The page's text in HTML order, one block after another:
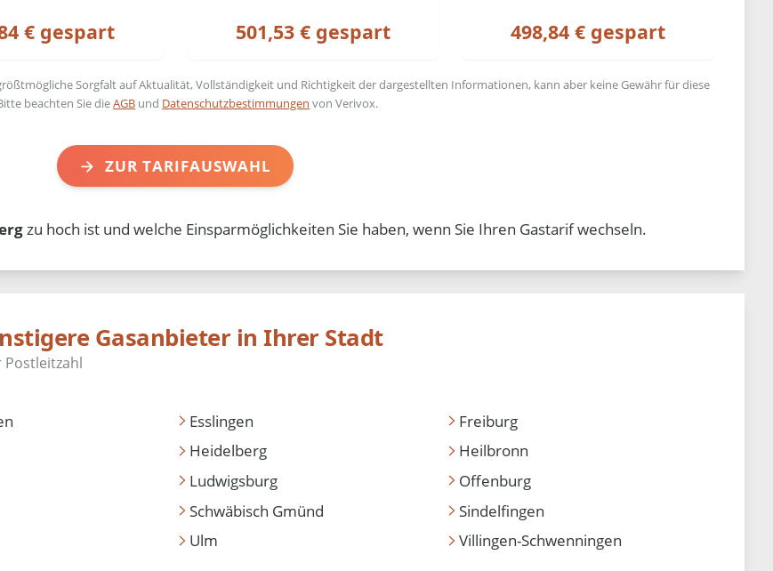
€ gespart 501,53 € gespart 498,84 € gespart
Sorgfalt auf Aktualität, Vollständigkeit und Richtigkeit der dargestellten Informationen, kann aber keine Gewähr für diese
beachten Sie dieAGB und Datenschutzbestimmungen von Verivox.
ZUR TARIFAUSWAHL
zu hoch ist und welche Einsparmöglichkeiten Sie haben, wenn Sie Ihren Gastarif wechseln.
Gasanbieter in Ihrer Stadt
Esslingen
Freiburg
Heidelberg
Heilbronn
Ludwigsburg
Offenburg
Schwäbisch Gmünd
Sindelfingen
Ulm
Villingen-Schwenningen